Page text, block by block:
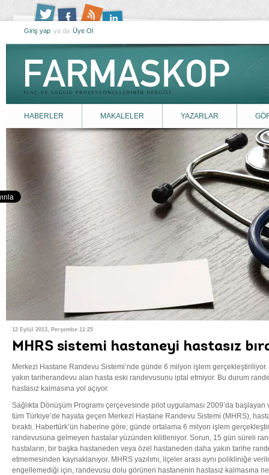
Giriş yap ya da Üye Ol
HABERLER MAKALELER YAZARLAR
12 Eylül 2013, Perşembe 11:25
MHRS sistemi hastaneyi hastasız
Merkezi Hastane Randevu Sistemi’nde günde 6 milyon işlem
yakın tariherandevu alan hasta eski randevusunu iptal etmiyor. Bu durum
hastasız kalmasına yol açıyor.
Sağlıkta Dönüşüm Programı çerçevesinde pilot uygulaması 2009’da
tüm Türkiye’de hayata geçen Merkezi Hastane Randevu Sistemi (MHRS),
bıraktı. Habertürk’ün haberine göre; günde ortalama 6 milyon işlem
randevusuna gelmeyen hastalar yüzünden kilitleniyor. Sorun, 15 gün süreli
hastaların, bir başka hastaneden veya özel hastaneden daha yakın tarihe
etmemesinden kaynaklanıyor. MHRS yazılımı, ilçeler arası aynı polikliniğe
engellemediği için, randevusu dolu görünen hastanenin hastasız kalmasına